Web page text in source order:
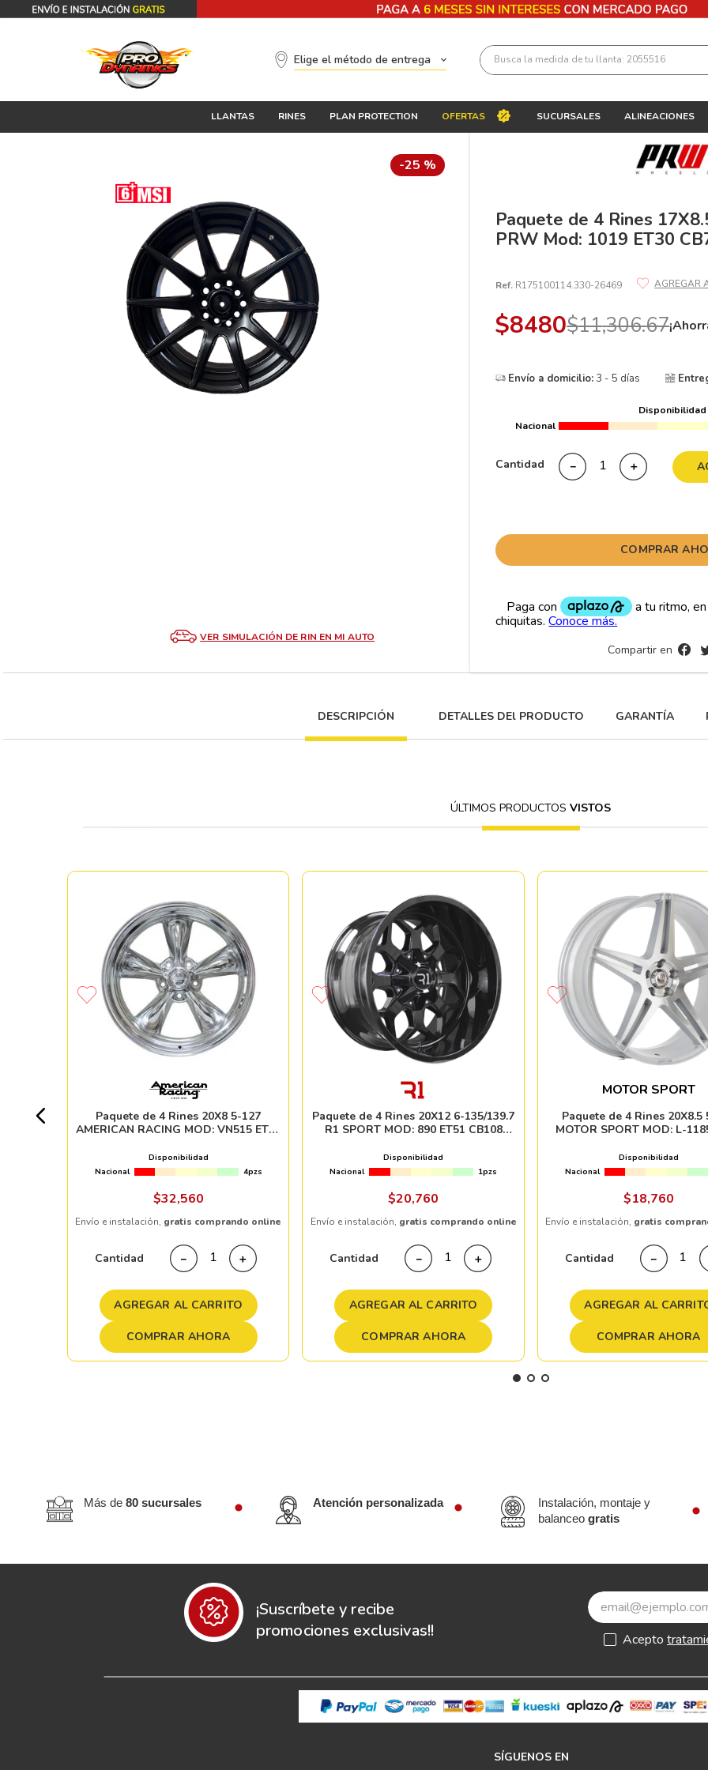
Elige el método de entrega Busca la medida de tu llanta: 2055516
LLANTAS RINES PLAN PROTECTION OFERTAS SUCURSALES ALINEACIONES
-25 %
VER SIMULACIÓN DE RIN EN MI AUTO
Paquete de 4 Rines
PRW Mod: 1019 ET30
Ref. R175100114.330-26469
$8480$11,306.67
Envío a domicilio:3 - 5 días
Disponibilidad
Nacional
Cantidad ＋
－
COMPRAR
Compartir en
DESCRIPCIÓN DETALLES DEl PRODUCTO GARANTÍA
ÚLTIMOS PRODUCTOSVISTOS
Paquete de 4 Rines 20X8 5-127
AMERICAN RACING MOD: VN515 ET00
Disponibilidad
Nacional
4pzs
$32,560
Envío e instalación, gratis comprando online
Cantidad ＋
－
AGREGAR AL CARRITO
COMPRAR AHORA
Paquete de 4 Rines 20X12 6-135/139.7
R1 SPORT MOD: 890 ET51 CB108
Disponibilidad
Nacional
1pzs
$20,760
Envío e instalación, gratis comprando online
Cantidad ＋
－
AGREGAR AL CARRITO
COMPRAR AHORA
MOTOR SPORT
Paquete de 4 Rines 20X8.5
MOTOR SPORT MOD: L-
Disponibilidad
Nacional
$18,760
Envío e instalación, gratis
Cantidad －
AGREGAR AL
COMPRAR AHORA
Más de 80 sucursales Atención personalizada
Instalación, montaje y
balanceogratis
¡Suscríbete y recibe
promociones exclusivas!!
Acepto
SÍGUENOS EN
Términos más buscados
195 65 15